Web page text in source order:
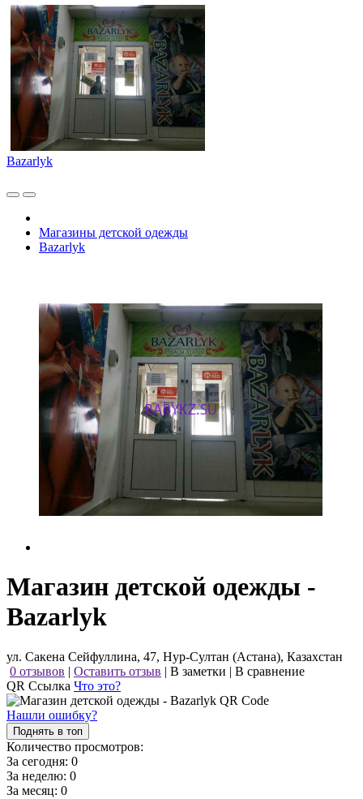
Bazarlyk
Магазины детской одежды
Bazarlyk
Магазин детской одежды -
Bazarlyk
ул. Сакена Сейфуллина, 47, Нур-Султан (Астана), Казахстан
0 отзывов | Оставить отзыв | В заметки | В сравнение
QR Ссылка Что это?
Нашли ошибку?
Поднять в топ
Количество просмотров:
За сегодня: 0
За неделю: 0
За месяц: 0